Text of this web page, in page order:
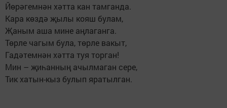
Йөрәгемнән хәтта кан тамганда.
Кара көздә җылы кояш булам,
Җаным аша мине аңлаганга.
Төрле чагым була, төрле вакыт,
Гадәтемнән хәтта туя торган!
Мин – җиһанның ачылмаган сере,
Тик хатын-кыз булып яратылган.